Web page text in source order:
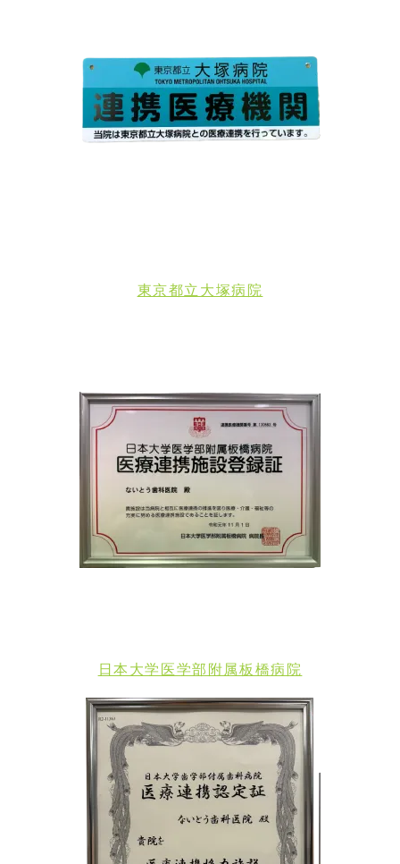
東京都立大塚病院
日本大学医学部附属板橋病院